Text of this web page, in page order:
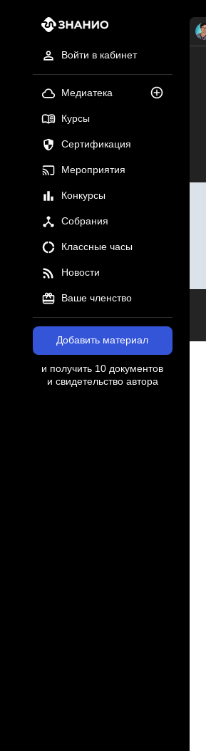
Войти в кабинет
Медиатека
Курсы
Сертификация
Мероприятия
Конкурсы
Собрания
Классные часы
Новости
Ваше членство
Добавить материал
и получить 10 документов
и свидетельство автора